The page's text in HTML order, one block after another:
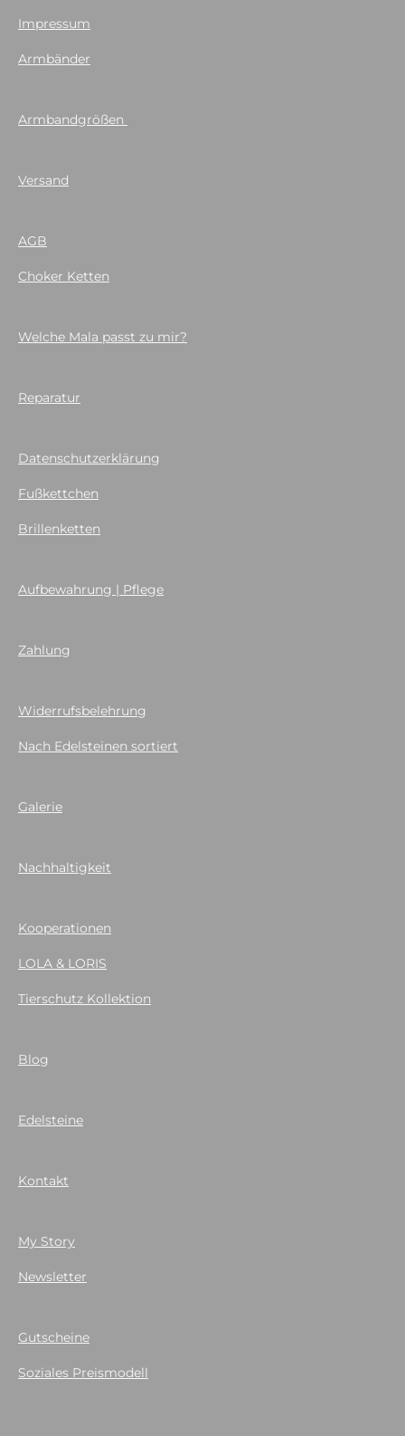
Impressum
Armbänder
Armbandgrößen
Versand
AGB
Choker Ketten
Welche Mala passt zu mir?
Reparatur
Datenschutzerklärung
Fußkettchen
Brillenketten
Aufbewahrung | Pflege
Zahlung
Widerrufsbelehrung
Nach Edelsteinen sortiert
Galerie
Nachhaltigkeit
Kooperationen
LOLA & LORIS
Tierschutz Kollektion
Blog
Edelsteine
Kontakt
My Story
Newsletter
Gutscheine
Soziales Preismodell